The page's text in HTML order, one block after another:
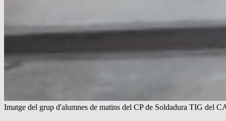
Imatge del grup d'alumnes de matins del CP de Soldadura TIG del